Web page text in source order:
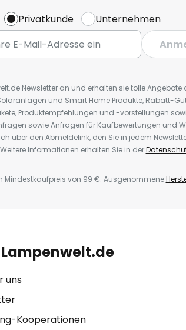
Privatkunde
Unternehmen
Newsletter an und erhalten sie tolle
und Smart Home Produkte, Rabatt-
Produktempfehlungen und -vorstellungen
sowie Anfragen für Kaufbewertungen und
über den Abmeldelink, den Sie in jedem
Informationen erhalten Sie in der
Mindestkaufpreis von 99 €. Ausgenommene
uns
Kooperationen